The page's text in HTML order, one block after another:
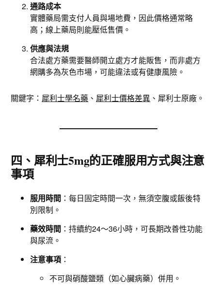
通路成本
實體藥局需支付人員與場地費，因此價格通常略
高；線上藥局則能壓低售價。
供應與法規
合法處方藥需要醫師開立處方才能販售，而非處方
網購多為灰色市場，可能違法或有健康風險。
關鍵字： 犀利士學名藥 、 犀利士價格差異 、犀利士原廠。
四、犀利士5mg的正確服用方式與注意
事項
服用時間 ：每日固定時間一次，無須空腹或飯後特
別限制。
藥效時間 ：持續約24～36小時，可長期改善性功能
與尿流。
注意事項 ：
不可與硝酸鹽類（如心臟病藥）併用。